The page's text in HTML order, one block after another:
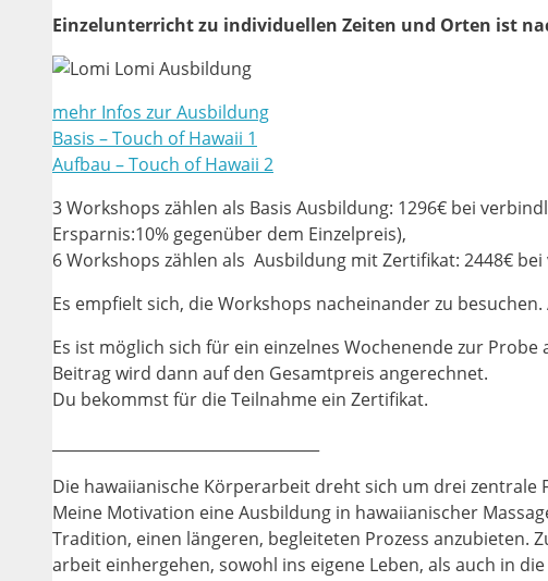
Einzelunterricht zu individuellen Zeiten und Orten ist
mehr Infos zur Ausbildung
Basis – Touch of Hawaii 1
Aufbau – Touch of Hawaii 2
3 Workshops zählen als Basis Ausbildung: 1296€ bei
Ersparnis:10% gegenüber dem Einzelpreis),
6 Workshops zählen als Ausbildung mit Zertifikat: 2448€
Es empfielt sich, die Workshops nacheinander zu
Es ist möglich sich für ein einzelnes Wochenende zur
Beitrag wird dann auf den Gesamtpreis angerechnet.
Du bekommst für die Teilnahme ein Zertifikat.
Die hawaiianische Körperarbeit dreht sich um drei zentrale
Meine Motivation eine Ausbildung in hawaiianischer
Tradition, einen längeren, begleiteten Prozess anzubieten.
arbeit einhergehen, sowohl ins eigene Leben, als auch in